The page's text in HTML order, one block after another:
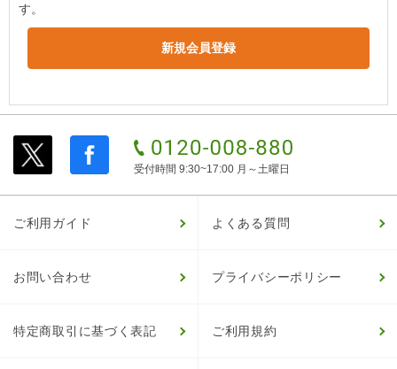
す。
受付時間 9:30~17:00 月～土曜日
ご利用ガイド よくある質問
お問い合わせ プライバシーポリシー
特定商取引に基づく表記 ご利用規約